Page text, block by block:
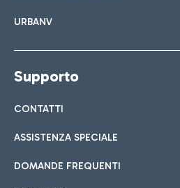
URBANV
Supporto
CONTATTI
ASSISTENZA SPECIALE
DOMANDE FREQUENTI